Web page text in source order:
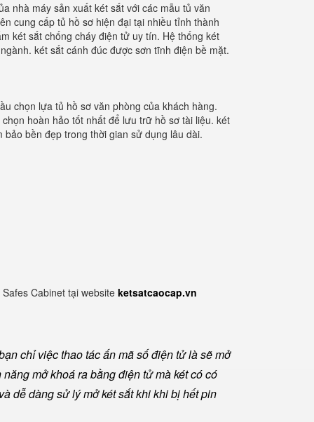
nhà máy sản xuất két sắt với các mẫu tủ văn
cung cấp tủ hồ sơ hiện đại tại nhiều tỉnh thành
két sắt chống cháy điện tử uy tín. Hệ thống két
két sắt cánh đúc được sơn tĩnh điện bề mặt.
chọn lựa tủ hồ sơ văn phòng của khách hàng.
hoàn hảo tốt nhất để lưu trữ hồ sơ tài liệu. két
bền đẹp trong thời gian sử dụng lâu dài.
Cabinet tại website ketsatcaocap.vn
chỉ việc thao tác ấn mã số điện tử là sẽ mở
mở khoá ra bằng điện tử mà két có có
dễ dàng sử lý mở két sắt khi khi bị hết pin